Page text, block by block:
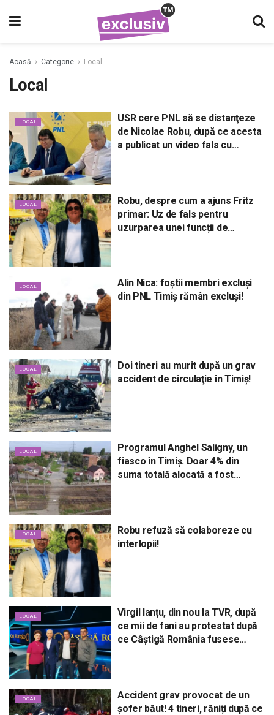
Acasă Categorie Local
Local
LOCAL
USR cere PNL să se distanţeze
de Nicolae Robu, după ce acesta
a publicat un video fals cu
LOCAL
Robu, despre cum a ajuns Fritz
primar: Uz de fals pentru
uzurparea unei funcții de
LOCAL
Alin Nica: foștii membri excluși
din PNL Timiș rămân excluși!
LOCAL
Doi tineri au murit după un grav
accident de circulaţie în Timiş!
LOCAL
Programul Anghel Saligny, un
fiasco în Timiș. Doar 4% din
suma totală alocată a fost
LOCAL
Robu refuză să colaboreze cu
interlopii!
LOCAL
Virgil Ianțu, din nou la TVR, după
ce mii de fani au protestat după
ce Câștigă România fusese
LOCAL
Accident grav provocat de un
șofer băut! 4 tineri, răniți după ce